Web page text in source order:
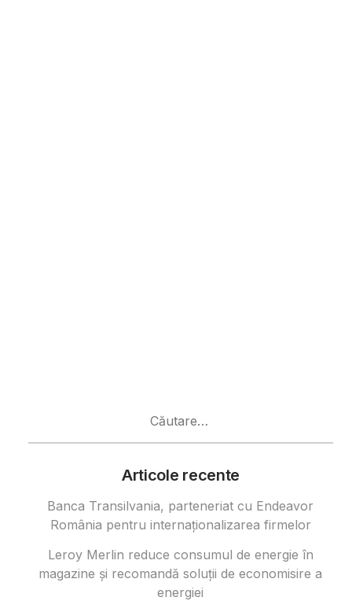
Articole recente
Banca Transilvania, parteneriat cu Endeavor
România pentru internaționalizarea firmelor
Leroy Merlin reduce consumul de energie în
magazine și recomandă soluții de economisire a
energiei